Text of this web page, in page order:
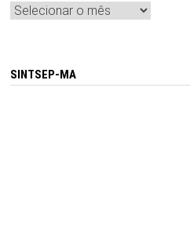
Arquivos
SINTSEP-MA